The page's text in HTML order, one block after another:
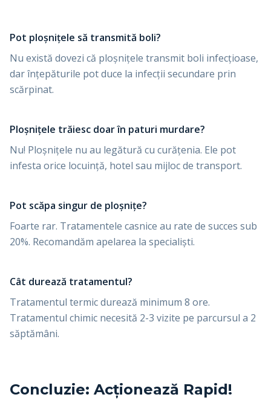
Pot ploșnițele să transmită boli?
Nu există dovezi că ploșnițele transmit boli infecțioase,
dar înțepăturile pot duce la infecții secundare prin
scărpinat.
Ploșnițele trăiesc doar în paturi murdare?
Nu! Ploșnițele nu au legătură cu curățenia. Ele pot
infesta orice locuință, hotel sau mijloc de transport.
Pot scăpa singur de ploșnițe?
Foarte rar. Tratamentele casnice au rate de succes sub
20%. Recomandăm apelarea la specialiști.
Cât durează tratamentul?
Tratamentul termic durează minimum 8 ore.
Tratamentul chimic necesită 2-3 vizite pe parcursul a 2
săptămâni.
Concluzie: Acționează Rapid!